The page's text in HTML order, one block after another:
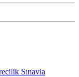
Sınavla